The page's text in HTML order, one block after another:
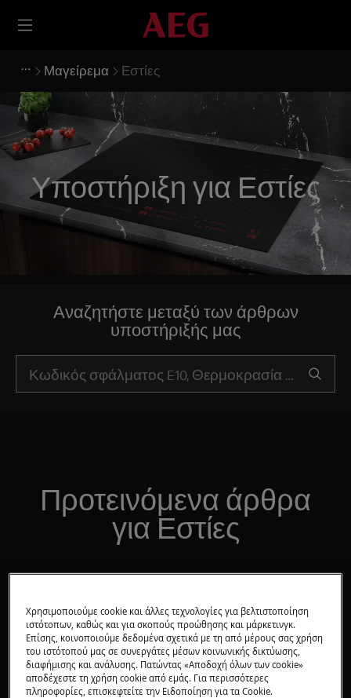
Μαγείρεμα Εστίες
Υποστήριξη για Εστίες
Αναζητήστε μεταξύ των άρθρων
υποστήριξής μας
Προτεινόμενα άρθρα
για Εστίες
Ποια μαγειρικά σκεύη είναι
κατάλληλα για τις ζώνες
μαγειρέματος με επαγωγική
θερμότητα
Χρησιμοποιούμε cookie και άλλες τεχνολογίες για βελτιστοποίηση
ιστότοπων, καθώς και για σκοπούς προώθησης και μάρκετινγκ.
Επίσης, κοινοποιούμε δεδομένα σχετικά με τη από μέρους σας χρήση
του ιστότοπού μας σε συνεργάτες μέσων κοινωνικής δικτύωσης,
διαφήμισης και ανάλυσης. Πατώντας «Αποδοχή όλων των cookie»
αποδέχεστε τη χρήση cookie από εμάς. Για περισσότερες
πληροφορίες, επισκεφτείτε την Ειδοποίηση για τα Cookie.